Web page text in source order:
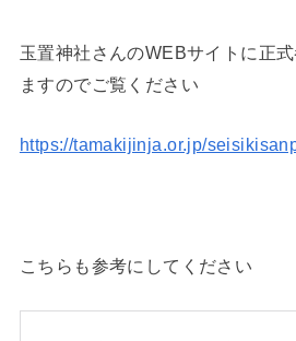
玉置神社さんのWEBサイトに正
ますのでご覧ください
https://tamakijinja.or.jp/
こちらも参考にしてください